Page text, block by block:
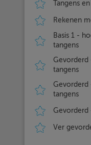
Tangens
Rekenen
Basis 1 -
tangens
Gevorderd
tangens
Gevorderd
tangens
Gevorderd
Ver